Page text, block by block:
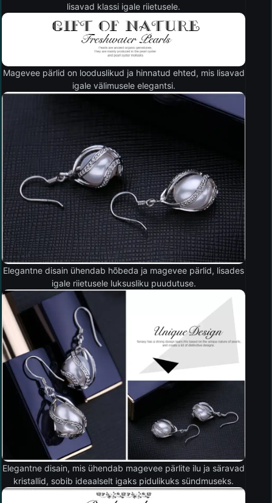
lisavad klassi igale riietusele.
Magevee pärlid on looduslikud ja hinnatud ehted, mis lisavad
igale välimusele elegantsi.
Elegantne disain ühendab hõbeda ja magevee pärlid, lisades
igale riietusele luksusliku puudutuse.
Elegantne disain, mis ühendab magevee pärlite ilu ja säravad
kristallid, sobib ideaalselt igaks pidulikuks sündmuseks.